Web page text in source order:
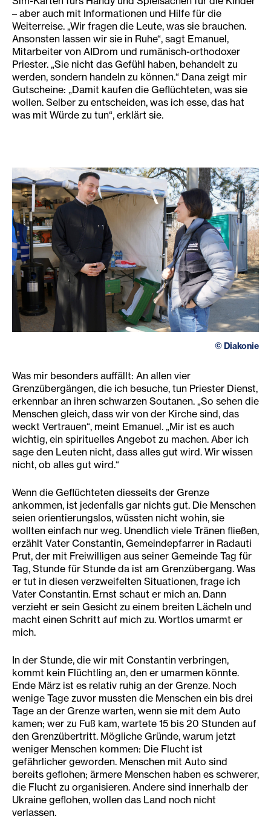
– aber auch mit Informationen und Hilfe für die
Weiterreise. „Wir fragen die Leute, was sie brauchen.
Ansonsten lassen wir sie in Ruhe“, sagt Emanuel,
Mitarbeiter von AIDrom und rumänisch-orthodoxer
Priester. „Sie nicht das Gefühl haben, behandelt zu
werden, sondern handeln zu können.“ Dana zeigt mir
Gutscheine: „Damit kaufen die Geflüchteten, was sie
wollen. Selber zu entscheiden, was ich esse, das hat
was mit Würde zu tun“, erklärt sie.
© Diakonie
Was mir besonders auffällt: An allen vier
Grenzübergängen, die ich besuche, tun Priester Dienst,
erkennbar an ihren schwarzen Soutanen. „So sehen die
Menschen gleich, dass wir von der Kirche sind, das
weckt Vertrauen“, meint Emanuel. „Mir ist es auch
wichtig, ein spirituelles Angebot zu machen. Aber ich
sage den Leuten nicht, dass alles gut wird. Wir wissen
nicht, ob alles gut wird.“
Wenn die Geflüchteten diesseits der Grenze
ankommen, ist jedenfalls gar nichts gut. Die Menschen
seien orientierungslos, wüssten nicht wohin, sie
wollten einfach nur weg. Unendlich viele Tränen fließen,
erzählt Vater Constantin, Gemeindepfarrer in Radauti
Prut, der mit Freiwilligen aus seiner Gemeinde Tag für
Tag, Stunde für Stunde da ist am Grenzübergang. Was
er tut in diesen verzweifelten Situationen, frage ich
Vater Constantin. Ernst schaut er mich an. Dann
verzieht er sein Gesicht zu einem breiten Lächeln und
macht einen Schritt auf mich zu. Wortlos umarmt er
mich.
In der Stunde, die wir mit Constantin verbringen,
kommt kein Flüchtling an, den er umarmen könnte.
Ende März ist es relativ ruhig an der Grenze. Noch
wenige Tage zuvor mussten die Menschen ein bis drei
Tage an der Grenze warten, wenn sie mit dem Auto
kamen; wer zu Fuß kam, wartete 15 bis 20 Stunden auf
den Grenzübertritt. Mögliche Gründe, warum jetzt
weniger Menschen kommen: Die Flucht ist
gefährlicher geworden. Menschen mit Auto sind
bereits geflohen; ärmere Menschen haben es schwerer,
die Flucht zu organisieren. Andere sind innerhalb der
Ukraine geflohen, wollen das Land noch nicht
verlassen.